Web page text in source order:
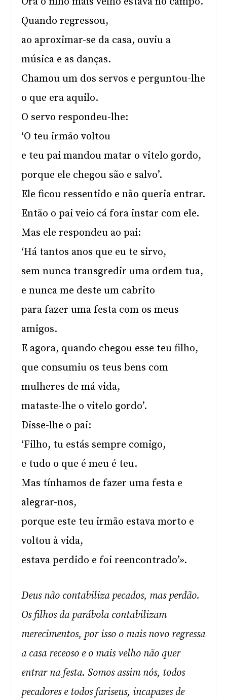
Quando regressou,
ao aproximar-se da casa, ouviu a
música e as danças.
Chamou um dos servos e perguntou-lhe
o que era aquilo.
O servo respondeu-lhe:
‘O teu irmão voltou
e teu pai mandou matar o vitelo gordo,
porque ele chegou são e salvo’.
Ele ficou ressentido e não queria entrar.
Então o pai veio cá fora instar com ele.
Mas ele respondeu ao pai:
‘Há tantos anos que eu te sirvo,
sem nunca transgredir uma ordem tua,
e nunca me deste um cabrito
para fazer uma festa com os meus
amigos.
E agora, quando chegou esse teu filho,
que consumiu os teus bens com
mulheres de má vida,
mataste-lhe o vitelo gordo’.
Disse-lhe o pai:
‘Filho, tu estás sempre comigo,
e tudo o que é meu é teu.
Mas tínhamos de fazer uma festa e
alegrar-nos,
porque este teu irmão estava morto e
voltou à vida,
estava perdido e foi reencontrado’».
Deus não contabiliza pecados, mas perdão.
Os filhos da parábola contabilizam
merecimentos, por isso o mais novo regressa
a casa receoso e o mais velho não quer
entrar na festa. Somos assim nós, todos
pecadores e todos fariseus, incapazes de